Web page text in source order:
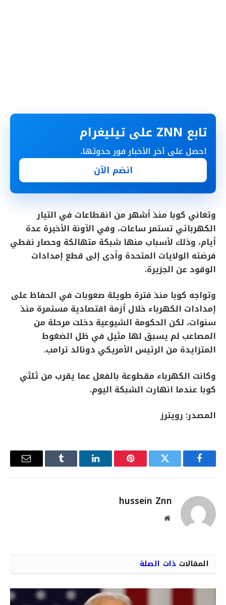
تابع ZNN على تيليغرام
احصل على آخر الأخبار فور حدوثها.
انضم الآن
وتعاني كوبا ​منذ أشهر من انقطاعات في التيار
الكهربائي تستمر ساعات، وفي الآونة الأخيرة ​عدة
أيام، وذلك لأسباب منها ​شبكة متهالكة وحصار نفطي
فرضته الولايات المتحدة ‌وأدى ⁠إلى قطع إمدادات
الوقود عن الجزيرة.
وتواجه كوبا منذ فترة طويلة صعوبات في الحفاظ على
إمدادات ​الكهرباء ​خلال أزمة ⁠اقتصادية مستمرة منذ
سنوات، لكن الحكومة الشيوعية دخلت ​مرحلة من
المصاعب لم ​يسبق ⁠لها مثيل في ظل الضغوط
المتزايدة من الرئيس الأمريكي دونالد ⁠ترامب.
وكانت ​الكهرباء مقطوعة بالفعل ​عما يقرب من ثلثي
كوبا عندما انهارت ​الشبكة اليوم.
المصدر: رويترز
فيسبوك تويتر بينتيريستلينكدإن Tumblr
البريد
hussein Znn
موقع
المقالات ذات الصلة